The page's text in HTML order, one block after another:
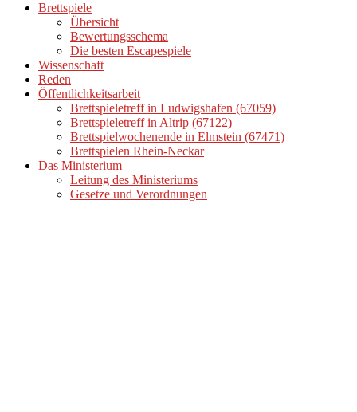
Brettspiele
Übersicht
Bewertungsschema
Die besten Escapespiele
Wissenschaft
Reden
Öffentlichkeitsarbeit
Brettspieletreff in Ludwigshafen (67059)
Brettspieletreff in Altrip (67122)
Brettspielwochenende in Elmstein (67471)
Brettspielen Rhein-Neckar
Das Ministerium
Leitung des Ministeriums
Gesetze und Verordnungen